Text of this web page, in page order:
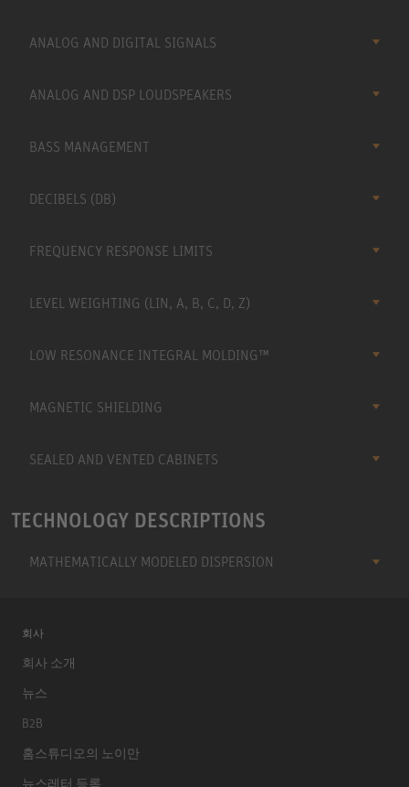
ANALOG AND DIGITAL SIGNALS
ANALOG AND DSP LOUDSPEAKERS
BASS MANAGEMENT
DECIBELS (DB)
FREQUENCY RESPONSE LIMITS
LEVEL WEIGHTING (LIN, A, B, C, D, Z)
LOW RESONANCE INTEGRAL MOLDING™
MAGNETIC SHIELDING
SEALED AND VENTED CABINETS
TECHNOLOGY DESCRIPTIONS
MATHEMATICALLY MODELED DISPERSION
회사
회사 소개
뉴스
B2B
홈스튜디오의 노이만
뉴스레터 등록